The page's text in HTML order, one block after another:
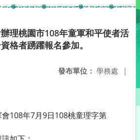
理桃園市108年童軍和平使者活
格者踴躍報名參加。
發布單位： 學務處 |
108年7月9日108桃童理字第